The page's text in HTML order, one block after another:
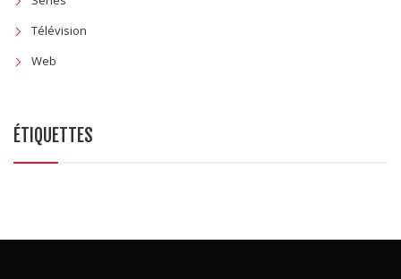
Télévision
Web
ÉTIQUETTES